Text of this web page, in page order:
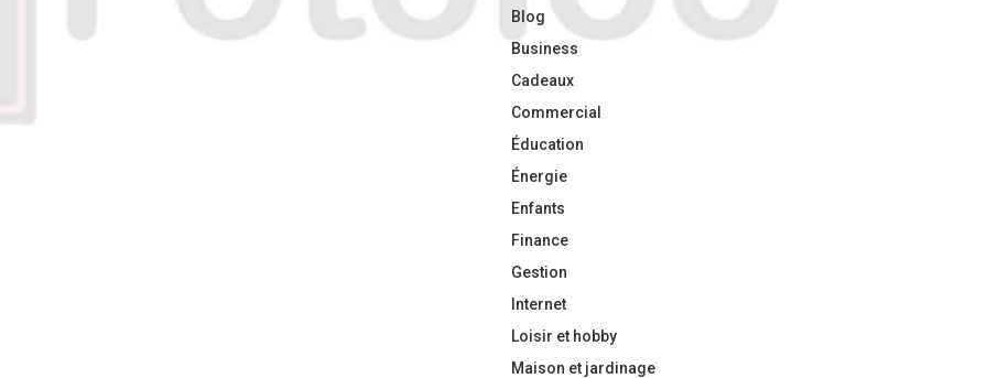
Blog
Business
Cadeaux
Commercial
Éducation
Énergie
Enfants
Finance
Gestion
Internet
Loisir et hobby
Maison et jardinage